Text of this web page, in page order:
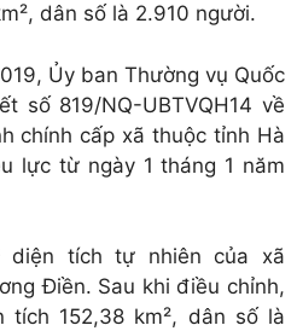
dân số là 2.910 người.
Ủy ban Thường vụ Quốc
số 819/NQ-UBTVQH14 về
chính cấp xã thuộc tỉnh Hà
lực từ ngày 1 tháng 1 năm
diện tích tự nhiên của xã
Điền. Sau khi điều chỉnh,
152,38 km², dân số là